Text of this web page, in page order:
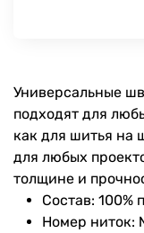
Универсальные
подходят для
как для шитья на
для любых
толщине и
Состав: 100%
Номер ниток: